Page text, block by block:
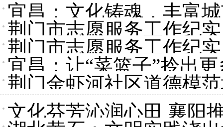
宜昌：文化铸魂，丰富
荆门市志愿服务工作纪
荆门市志愿服务工作纪
宜昌：让“菜篮子”拎出
荆门金虾河社区道德模
文化芬芳沁润心田 襄阳